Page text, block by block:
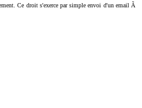
Ce droit s'exerce par simple envoi d'un email Ã